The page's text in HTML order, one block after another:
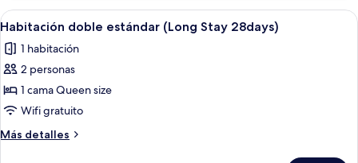
15days)
estándar
(Long
15days)
Abrir
todas
las
fotos
de
Habitación
doble
estándar
Una habitación de hotel con cama,
6
Habitación doble estándar (Long Stay 28days)
1 habitación
2 personas
1 cama Queen size
Wifi gratuito
Más detalles
Más